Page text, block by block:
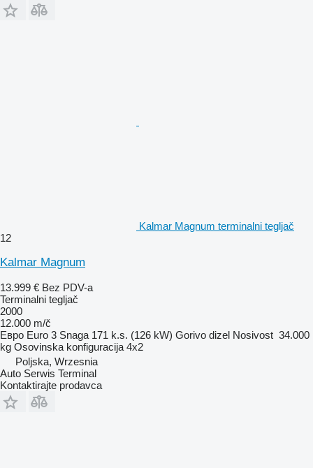
Kalmar Magnum terminalni tegljač
12
Kalmar Magnum
13.999 € Bez PDV-a
Terminalni tegljač
2000
12.000 m/č
Евро Euro 3 Snaga 171 k.s. (126 kW) Gorivo dizel Nosivost 34.000
kg Osovinska konfiguracija 4x2
Poljska, Wrzesnia
Auto Serwis Terminal
Kontaktirajte prodavca